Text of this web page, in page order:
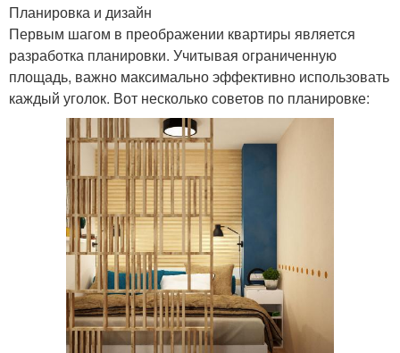
Планировка и дизайн
Первым шагом в преображении квартиры является
разработка планировки. Учитывая ограниченную
площадь, важно максимально эффективно использовать
каждый уголок. Вот несколько советов по планировке: